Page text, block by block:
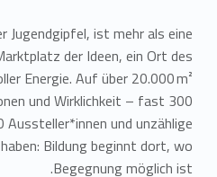
Jugendgipfel, ist mehr als eine
der Ideen, ein Ort des
Energie. Auf über 20.000 m²
und Wirklichkeit – fast 300
Aussteller*innen und unzählige
Bildung beginnt dort, wo
Begegnung möglich ist.